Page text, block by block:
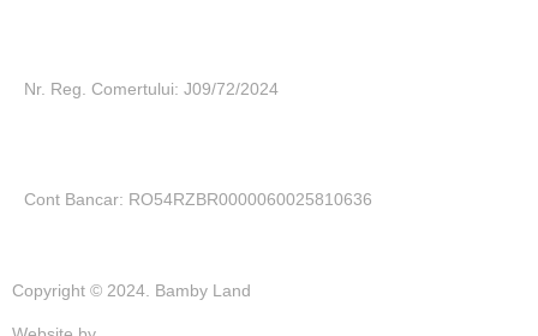
Nr. Reg. Comertului: J09/72/2024
Cont Bancar: RO54RZBR0000060025810636
Copyright © 2024. Bamby Land